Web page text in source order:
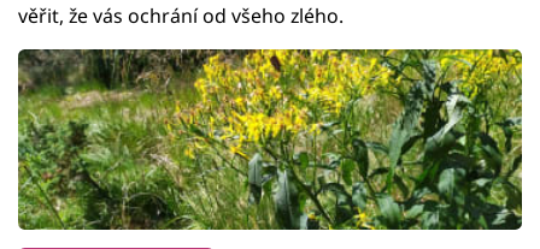
věřit, že vás ochrání od všeho zlého.